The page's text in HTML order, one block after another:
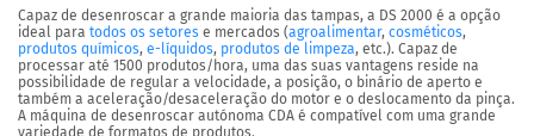
Capaz de desenroscar a grande maioria das tampas, a DS 2000 é a opção
ideal para todos os setores e mercados (agroalimentar, cosméticos,
produtos químicos, e-líquidos, produtos de limpeza, etc.). Capaz de
processar até 1500 produtos/hora, uma das suas vantagens reside na
possibilidade de regular a velocidade, a posição, o binário de aperto e
também a aceleração/desaceleração do motor e o deslocamento da pinça.
A máquina de desenroscar autónoma CDA é compatível com uma grande